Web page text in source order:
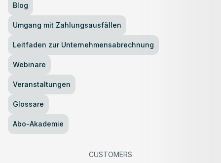
Blog
Umgang mit Zahlungsausfällen
Leitfaden zur Unternehmensabrechnung
Webinare
Veranstaltungen
Glossare
Abo-Akademie
CUSTOMERS